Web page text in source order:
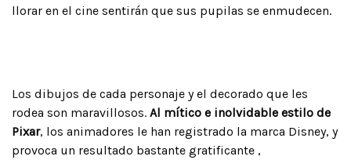
llorar en el cine sentirán que sus pupilas se enmudecen.
Los dibujos de cada personaje y el decorado que les
rodea son maravillosos. Al mítico e inolvidable estilo de
Pixar, los animadores le han registrado la marca Disney, y
provoca un resultado bastante gratificante ,